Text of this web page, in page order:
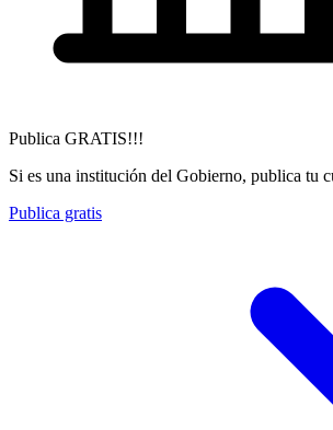
Publica GRATIS!!!
Si es una institución del Gobierno, publica tu
Publica gratis